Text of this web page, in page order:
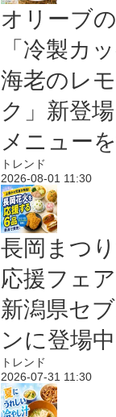
オリーブ
「冷製カ
海老のレ
ク」新登
メニュー
トレンド
2026-08-01 11:30
長岡まつ
応援フェ
新潟県セ
ンに登場中
トレンド
2026-07-31 11:30